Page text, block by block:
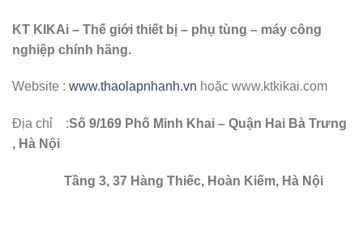
KT KIKAi – Thế giới thiết bị – phụ tùng – máy công
nghiệp chính hãng.
Website : www.thaolapnhanh.vn hoặc www.ktkikai.com
Địa chỉ :Số 9/169 Phố Minh Khai – Quận Hai Bà Trưng
, Hà Nội
Tầng 3, 37 Hàng Thiếc, Hoàn Kiếm, Hà Nội